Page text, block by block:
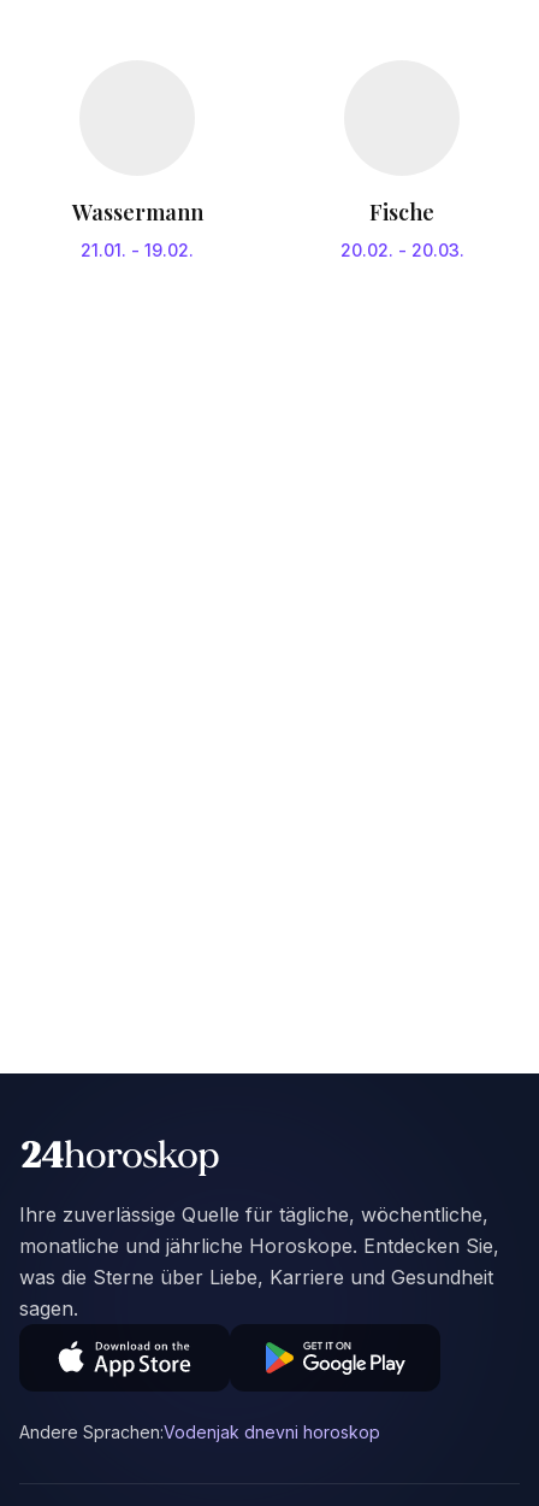
Wassermann
21.01. - 19.02.
Fische
20.02. - 20.03.
Ihre zuverlässige Quelle für tägliche, wöchentliche,
monatliche und jährliche Horoskope. Entdecken Sie,
was die Sterne über Liebe, Karriere und Gesundheit
sagen.
Andere Sprachen:Vodenjak dnevni horoskop